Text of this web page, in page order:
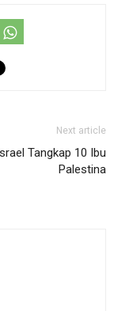
Next article
Tangkap 10 Ibu
Palestina